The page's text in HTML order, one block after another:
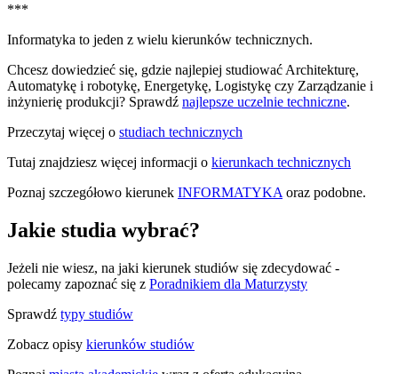
***
Informatyka to jeden z wielu kierunków technicznych.
Chcesz dowiedzieć się, gdzie najlepiej studiować Architekturę,
Automatykę i robotykę, Energetykę, Logistykę czy Zarządzanie i
inżynierię produkcji? Sprawdź najlepsze uczelnie techniczne.
Przeczytaj więcej o studiach technicznych
Tutaj znajdziesz więcej informacji o kierunkach technicznych
Poznaj szczegółowo kierunek INFORMATYKA oraz podobne.
Jakie studia wybrać?
Jeżeli nie wiesz, na jaki kierunek studiów się zdecydować -
polecamy zapoznać się z Poradnikiem dla Maturzysty
Sprawdź typy studiów
Zobacz opisy kierunków studiów